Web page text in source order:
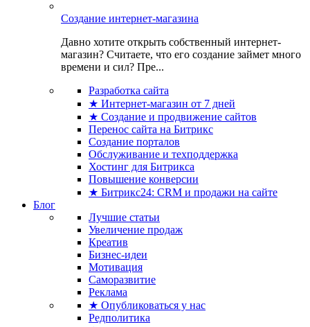
Создание интернет-магазина
Давно хотите открыть собственный интернет-
магазин? Считаете, что его создание займет много
времени и сил? Пре...
Разработка сайта
★ Интернет-магазин от 7 дней
★ Создание и продвижение сайтов
Перенос сайта на Битрикс
Создание порталов
Обслуживание и техподдержка
Хостинг для Битрикса
Повышение конверсии
★ Битрикс24: CRM и продажи на сайте
Блог
Лучшие статьи
Увеличение продаж
Креатив
Бизнес-идеи
Мотивация
Саморазвитие
Реклама
★ Опубликоваться у нас
Редполитика